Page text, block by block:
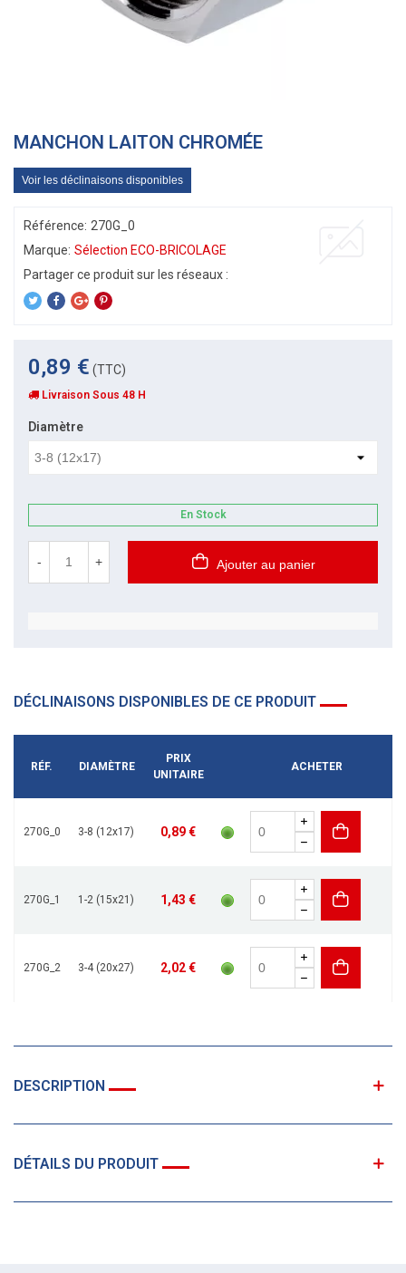
MANCHON LAITON CHROMÉE
Voir les déclinaisons disponibles
Référence: 270G_0
Marque: Sélection ECO-BRICOLAGE
0,89 € (TTC)
Livraison Sous 48 H
Diamètre
En Stock
- + Ajouter au panier
DÉCLINAISONS DISPONIBLES DE CE PRODUIT
RÉF. DIAMÈTRE
PRIX
UNITAIRE
ACHETER
270G_0 3-8 (12x17) 0,89 €
270G_1 1-2 (15x21) 1,43 €
270G_2 3-4 (20x27) 2,02 €
DESCRIPTION
DÉTAILS DU PRODUIT